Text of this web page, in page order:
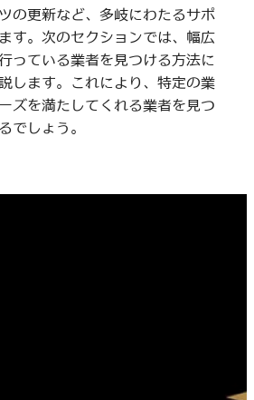
の更新など、多岐にわたるサポ
す。次のセクションでは、幅広
っている業者を見つける方法に
します。これにより、特定の業
ズを満たしてくれる業者を見つ
でしょう。